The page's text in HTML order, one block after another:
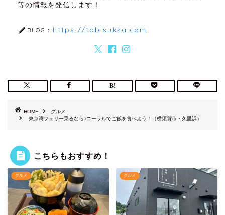
等の情報を発信します！
BLOG： https://tabisukka.com
HOME
グルメ
東京湾フェリー乗るなら♪コーラルでご飯を食べよう！（横須賀市・久里浜）
こちらもおすすめ！
グルメ グルメ